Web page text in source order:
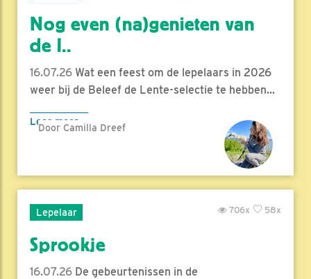
Nog even (na)genieten van
de l..
16.07.26 Wat een feest om de lepelaars in 2026
weer bij de Beleef de Lente-selectie te hebben...
Lees meer
Door Camilla Dreef
Lepelaar 58x
706x
Sprookje
16.07.26 De gebeurtenissen in de